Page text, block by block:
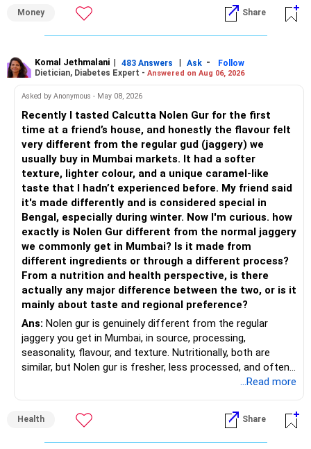
– Overall, your financial position looks healthy.
– Continue investing through SIPs every month.
– Add exposure to Large & Mid Cap Funds.
– Keep a meaningful allocation to Mid Cap Funds.
– Add a limited allocation to Small Cap Funds for long-term
wealth creation.
– Avoid putting too much into one category.
– Invest consistently in all market conditions.
– Increase SIP amount every year with salary hikes.
» Asset Allocation Review
– Your government bond allocation is relatively high.
– This gives good safety but may reduce long-term wealth
– Future surplus can be directed more towards equity
mutual funds.
» My Assessment
equity mutual fund portfolio is a suitable choice.
– Avoid putting the entire amount into one fund category.
– A diversified portfolio helps reduce risk and improves
consistency.
» Suggested Allocation
– Flexi Cap Fund – 35% (Rs.1.75 lakh)
Invests across large, mid and small companies.
Provides flexibility as market conditions change.
– Large & Mid Cap Fund – 25% (Rs.1.25 lakh)
Gives stability from large companies.
Adds growth through quality mid-cap stocks.
– Mid Cap Fund – 20% (Rs.1.00 lakh)
Good wealth creation potential.
– Small Cap Fund – 10% (Rs.50,000)
Higher risk but higher return potential.
Money Share
Komal Jethmalani | 483 Answers | Ask -
Follow
Dietician, Diabetes Expert - Answered on Aug 06, 2026
Asked by Anonymous - May 08, 2026
Recently I tasted Calcutta Nolen Gur for the first
time at a friend’s house, and honestly the flavour felt
very different from the regular gud (jaggery) we
usually buy in Mumbai markets. It had a softer
texture, lighter colour, and a unique caramel-like
taste that I hadn’t experienced before. My friend said
it's made differently and is considered special in
Bengal, especially during winter. Now I'm curious. how
exactly is Nolen Gur different from the normal jaggery
we commonly get in Mumbai? Is it made from
different ingredients or through a different process?
From a nutrition and health perspective, is there
actually any major difference between the two, or is it
mainly about taste and regional preference?
Ans: Nolen gur is genuinely different from the regular
jaggery you get in Mumbai, in source, processing,
seasonality, flavour, and texture. Nutritionally, both are
similar, but Nolen gur is fresher, less processed, and often
lower in mineral impurities, which gives it that clean,
palm sap vs sugarcane in normal jaggery. Nutritionally, both
are similar. Nolen gur is not a “healthier” sweetener. It is
simply fresher, more artisanal and more flavourful
...Read more
Health Share